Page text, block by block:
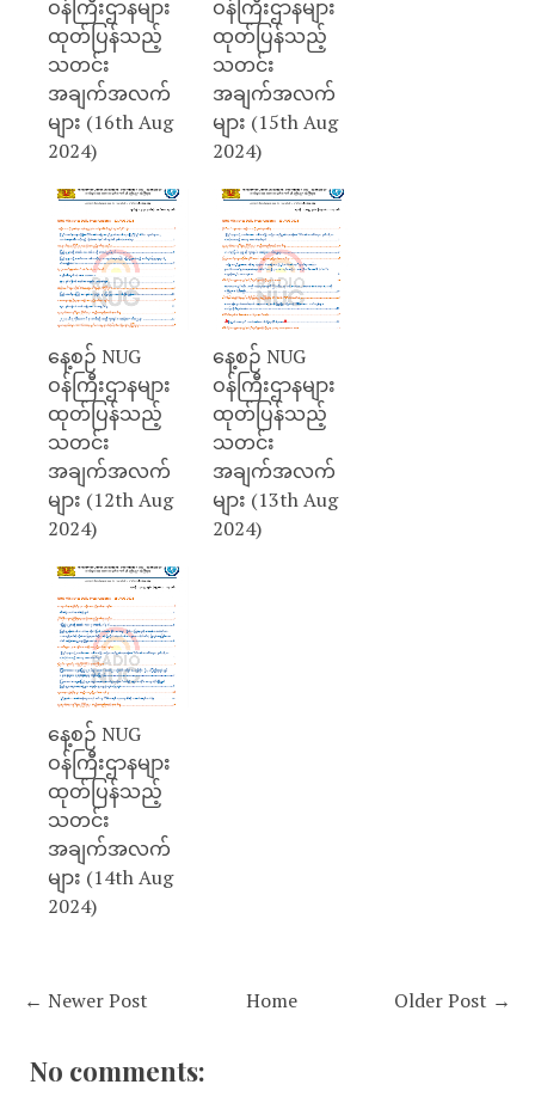
ဝန်ကြီးဌာနများ
ထုတ်ပြန်သည့်
သတင်း
အချက်အလက်
များ (16th Aug
2024)
ဝန်ကြီးဌာနများ
ထုတ်ပြန်သည့်
သတင်း
အချက်အလက်
များ (15th Aug
2024)
နေ့စဉ် NUG
ဝန်ကြီးဌာနများ
ထုတ်ပြန်သည့်
သတင်း
အချက်အလက်
များ (12th Aug
2024)
နေ့စဉ် NUG
ဝန်ကြီးဌာနများ
ထုတ်ပြန်သည့်
သတင်း
အချက်အလက်
များ (13th Aug
2024)
နေ့စဉ် NUG
ဝန်ကြီးဌာနများ
ထုတ်ပြန်သည့်
သတင်း
အချက်အလက်
များ (14th Aug
2024)
← Newer Post Older Post →
Home
No comments: